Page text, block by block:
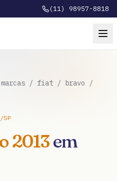
(11) 98957-8818
marcas / fiat / bravo /
/SP
2013em